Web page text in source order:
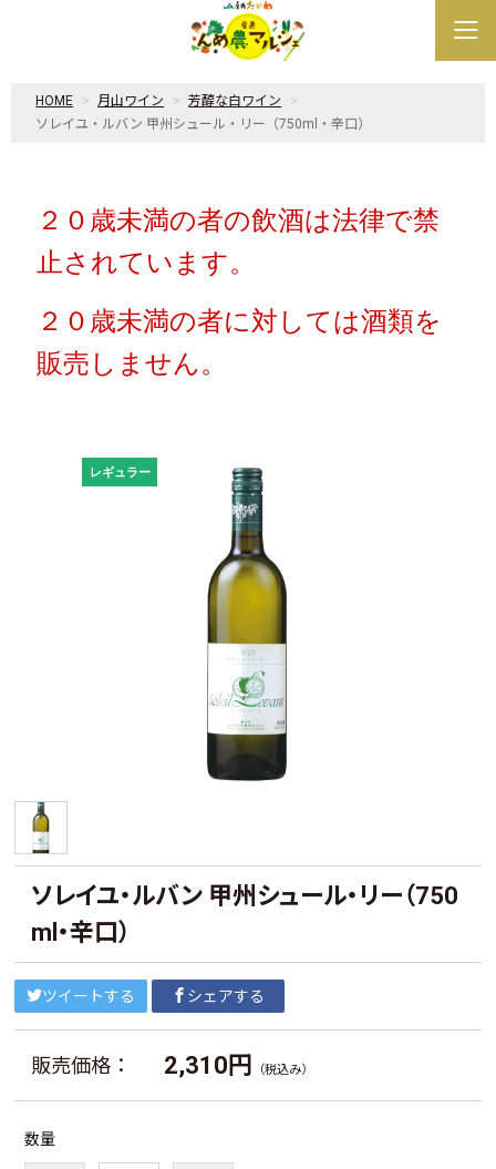
HOME 月山ワイン
芳醇な白ワイン
ソレイユ・ルバン 甲州シュール・リー（750ml・辛口）
２０歳未満の者の飲酒は法律で禁
止されています。
２０歳未満の者に対しては酒類を
販売しません。
ソレイユ・ルバン 甲州シュール・リー（750
ml・辛口）
ツイートする シェアする
販売価格： 2,310円 （税込み）
数量